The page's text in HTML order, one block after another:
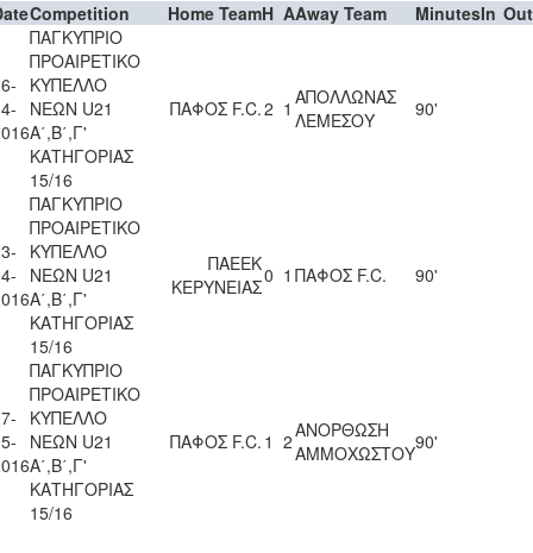
Competition Home TeamH AAway Team MinutesIn Out
ΠΑΓΚΥΠΡΙΟ
ΠΡΟΑΙΡΕΤΙΚΟ
ΚΥΠΕΛΛΟ
ΝΕΩΝ U21
Α΄,Β΄,Γ'
ΚΑΤΗΓΟΡΙΑΣ
15/16
ΠΑΦΟΣ F.C.2 1 ΑΠΟΛΛΩΝΑΣ
ΛΕΜΕΣΟΥ
90'
ΠΑΓΚΥΠΡΙΟ
ΠΡΟΑΙΡΕΤΙΚΟ
ΚΥΠΕΛΛΟ
ΝΕΩΝ U21
Α΄,Β΄,Γ'
ΚΑΤΗΓΟΡΙΑΣ
15/16
ΠΑΕΕΚ
ΚΕΡΥΝΕΙΑΣ0 1 ΠΑΦΟΣ F.C. 90'
ΠΑΓΚΥΠΡΙΟ
ΠΡΟΑΙΡΕΤΙΚΟ
ΚΥΠΕΛΛΟ
ΝΕΩΝ U21
Α΄,Β΄,Γ'
ΚΑΤΗΓΟΡΙΑΣ
15/16
ΠΑΦΟΣ F.C. 1 2ΑΝΟΡΘΩΣΗ
ΑΜΜΟΧΩΣΤΟΥ90'